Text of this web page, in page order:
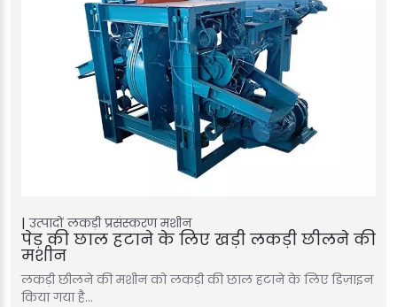
उत्पादों लकड़ी प्रसंस्करण मशीन
पेड़ की छाल हटाने के लिए खड़ी लकड़ी छीलने की
मशीन
लकड़ी छीलने की मशीन को लकड़ी की छाल हटाने के लिए डिज़ाइन
किया गया है…